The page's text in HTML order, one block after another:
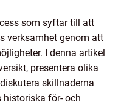
som syftar till att
verksamhet genom att
I denna artikel
presentera olika
skillnaderna
historiska för- och